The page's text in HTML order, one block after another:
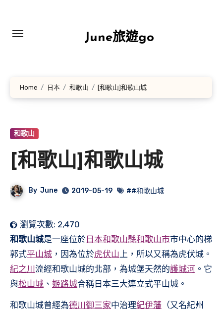
content
June旅遊go
Home 日本 和歌山 [和歌山]和歌山城
和歌山
[和歌山]和歌山城
By June 2019-05-19 ##和歌山城
瀏覽次數: 2,470
和歌山城是一座位於 日本和歌山縣和歌山市市中心的梯
郭式平山城 ，因為位於虎伏山上，所以又稱為虎伏城。
紀之川 流經和歌山城的北部，為城堡天然的護城河 。它
與松山城 、 姬路城合稱日本三大連立式平山城。
和歌山城曾經為德川御三家中治理紀伊藩 （又名紀州